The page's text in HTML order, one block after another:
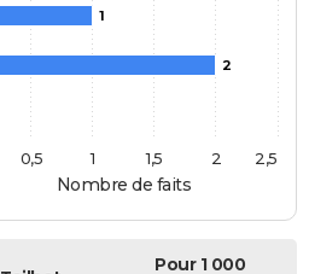
Nombre de faits
1
2
0,5 1 1,5 2 2,5
Pour 1 000